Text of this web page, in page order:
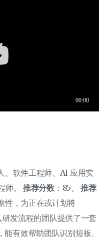
、软件工程师、AI 应用实
师。 推荐分数：85。推荐
性，为正在或计划将
发流程的团队提供了一套
有效帮助团队识别短板、